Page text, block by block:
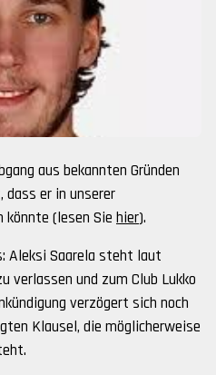
aus bekannten Gründen
er in unserer
(lesen Sie hier).
Aleksi Saarela steht laut
verlassen und zum Club Lukko
verzögert sich noch
Klausel, die möglicherweise